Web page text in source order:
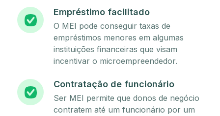
Empréstimo facilitado
O MEI pode conseguir taxas de
empréstimos menores em algumas
instituições financeiras que visam
incentivar o microempreendedor.
Contratação de funcionário
Ser MEI permite que donos de negócio
contratem até um funcionário por um